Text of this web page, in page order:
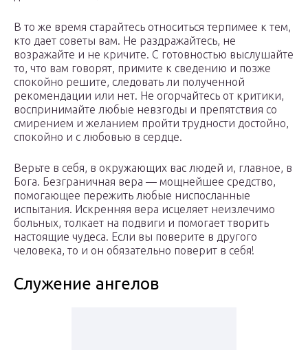
В то же время старайтесь относиться терпимее к тем,
кто дает советы вам. Не раздражайтесь, не
возражайте и не кричите. С готовностью выслушайте
то, что вам говорят, примите к сведению и позже
спокойно решите, следовать ли полученной
рекомендации или нет. Не огорчайтесь от критики,
воспринимайте любые невзгоды и препятствия со
смирением и желанием пройти трудности достойно,
спокойно и с любовью в сердце.
Верьте в себя, в окружающих вас людей и, главное, в
Бога. Безграничная вера — мощнейшее средство,
помогающее пережить любые ниспосланные
испытания. Искренняя вера исцеляет неизлечимо
больных, толкает на подвиги и помогает творить
настоящие чудеса. Если вы поверите в другого
человека, то и он обязательно поверит в себя!
Служение ангелов